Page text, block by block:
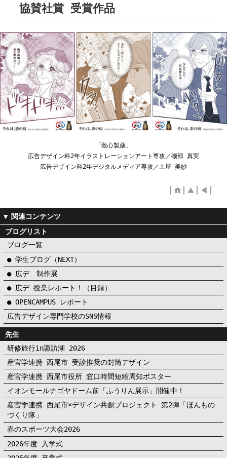
協賛社賞 受賞作品
「救心製薬」
広告デザイン科2年イラストレーションアート専攻／磯部 真実
広告デザイン科2年デジタルメディア専攻／土屋 美紗
ブログリスト
ブログ一覧
● 学生ブログ（NEXT）
● 広デ 制作展
● 広デ 授業レポート！（目録）
● OPENCAMPUS レポート
広告デザイン専門学校のSNS情報
先生
研修旅行in諏訪湖 2026
産官学連携 西尾市 受診推奨の封筒デザイン
産官学連携 西尾市役所 窓口時間短縮周知ポスター
イオンモールナゴヤドーム前「ふうりん展示」開催中！
産官学連携 西尾市×デザイン共創プロジェクト 第2弾「ほんもの
づくり隊」
春のスポーツ大会2026
2026年度 入学式